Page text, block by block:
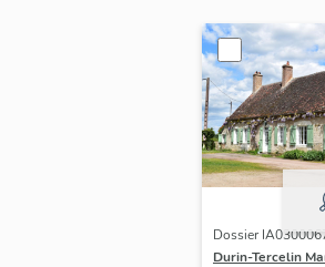
Dossier
Durin-Tercelin